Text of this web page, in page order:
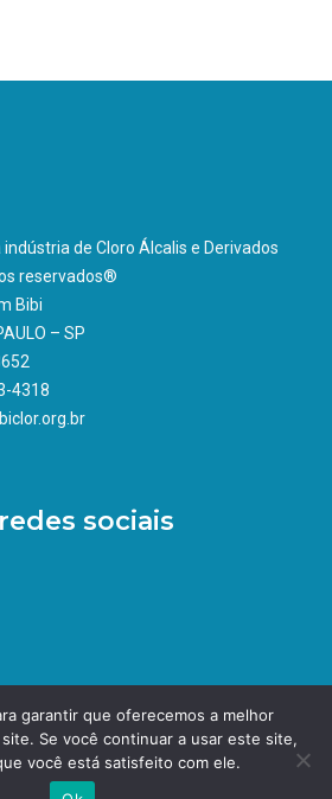
de Cloro Álcalis e Derivados
reservados®
Bibi
– SP
4318
sociais
garantir que oferecemos a melhor
Se você continuar a usar este site,
você está satisfeito com ele.